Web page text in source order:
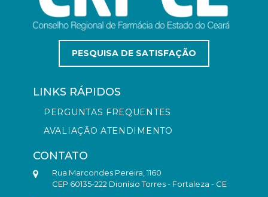
PESQUISA DE SATISFAÇÃO
LINKS RÁPIDOS
PERGUNTAS FREQUENTES
AVALIAÇÃO ATENDIMENTO
CONTATO
Rua Marcondes Pereira, 1160
CEP 60135-222 Dionísio Torres - Fortaleza - CE